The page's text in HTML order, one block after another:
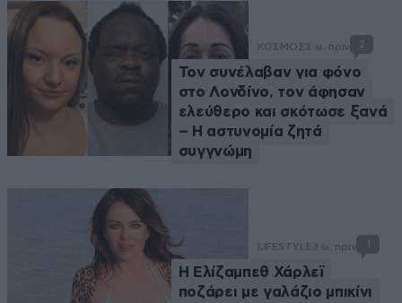
ΚΟΣΜΟΣ3 ω. πριν 2
Τον συνέλαβαν για φόνο
στο Λονδίνο, τον άφησαν
ελεύθερο και σκότωσε ξανά
– Η αστυνομία ζητά
συγγνώμη
LIFESTYLE3 ω. πριν 1
Η Ελίζαμπεθ Χάρλεϊ
ποζάρει με γαλάζιο μπικίνι